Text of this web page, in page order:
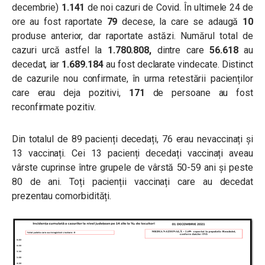
decembrie) 1.141 de noi cazuri de Covid. În ultimele 24 de
ore au fost raportate79 decese, la care se adaugă 10
produse anterior, dar raportate astăzi. Numărul total de
cazuri urcă astfel la 1.780.808, dintre care56.618au
decedat, iar 1.689.184 au fost declarate vindecate. Distinct
de cazurile nou confirmate, în urma retestării pacienților
care erau deja pozitivi, 171 de persoane au fost
reconfirmate pozitiv.
Din totalul de 89 pacienți decedați, 76 erau nevaccinați și
13 vaccinați. Cei 13 pacienți decedați vaccinați aveau
vârste cuprinse între grupele de vârstă 50-59 ani și peste
80 de ani. Toți pacienții vaccinați care au decedat
prezentau comorbidități.